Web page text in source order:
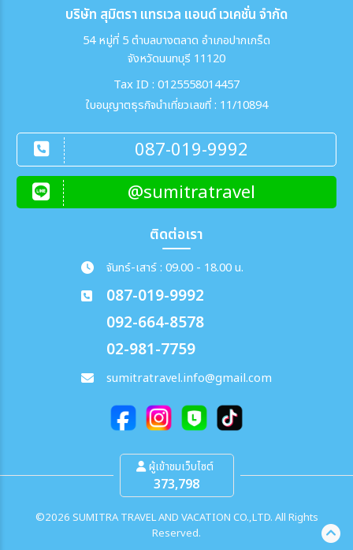
บริษัท สุมิตรา แทรเวล แอนด์ เวเคชั่น จำกัด
54 หมู่ที่ 5 ตำบลบางตลาด อำเภอปากเกร็ด
จังหวัดนนทบุรี 11120
Tax ID : 0125558014457
ใบอนุญาตธุรกิจนำเที่ยวเลขที่ : 11/10894
087-019-9992
@sumitratravel
ติดต่อเรา
จันทร์-เสาร์ : 09.00 - 18.00 น.
087-019-9992
092-664-8578
02-981-7759
sumitratravel.info@gmail.com
ผู้เข้าชมเว็บไซต์
373,798
©2026 SUMITRA TRAVEL AND VACATION CO.,LTD. All Rights
Reserved.